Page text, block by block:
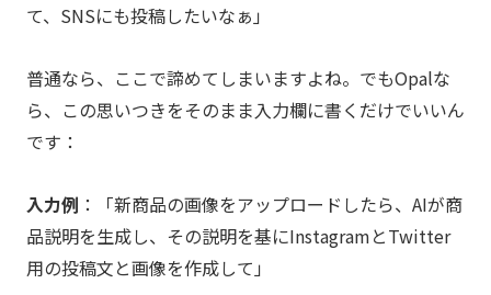
て、SNSにも投稿したいなぁ」
普通なら、ここで諦めてしまいますよね。でもOpalな
ら、この思いつきをそのまま入力欄に書くだけでいいん
です：
入力例 ：「新商品の画像をアップロードしたら、AIが商
品説明を生成し、その説明を基にInstagramとTwitter
用の投稿文と画像を作成して」